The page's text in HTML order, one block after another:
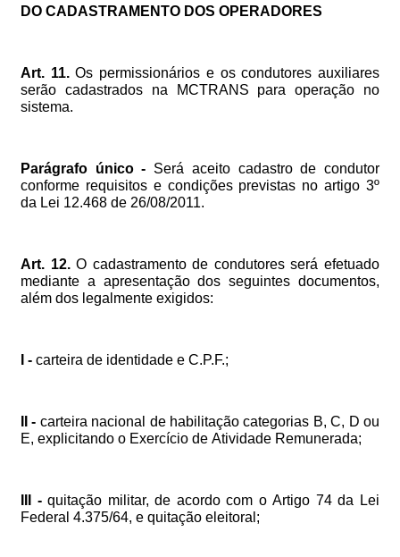
DO CADASTRAMENTO DOS OPERADORES
Art. 11. Os permissionários e os condutores auxiliares
serão cadastrados na MCTRANS para operação
no
sistema.
Parágrafo único - Será aceito cadastro de condutor
conforme requisitos e condições previstas no artigo 3º
da Lei 12.468 de 26/08/2011.
Art. 12. O cadastramento de condutores será efetuado
mediante a apresentação dos seguintes documentos,
além dos legalmente exigidos:
- carteira de identidade e C.P.F.;
- carteira nacional de habilitação categorias B, C, D ou
E, explicitando o Exercício de Atividade Remunerada;
- quitação militar, de acordo com o Artigo 74 da
Lei
Federal 4.375/64, e quitação eleitoral;